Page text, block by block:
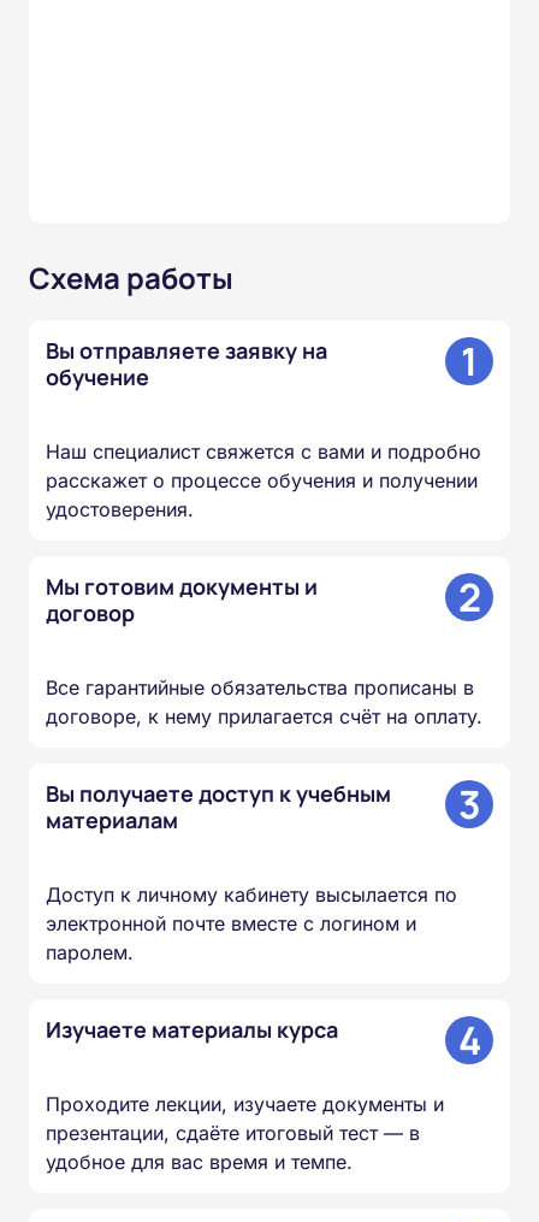
Схема работы
Вы отправляете заявку на
обучение
1
Наш специалист свяжется с вами и подробно
расскажет о процессе обучения и получении
удостоверения.
Мы готовим документы и
договор
2
Все гарантийные обязательства прописаны в
договоре, к нему прилагается счёт на оплату.
Вы получаете доступ к учебным
материалам
3
Доступ к личному кабинету высылается по
электронной почте вместе с логином и
паролем.
Изучаете материалы курса 4
Проходите лекции, изучаете документы и
презентации, сдаёте итоговый тест — в
удобное для вас время и темпе.